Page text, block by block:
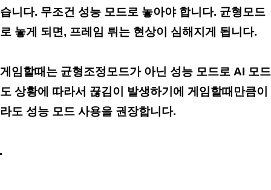
습니다. 무조건 성능 모드로 놓아야 합니다. 균형모드
로 놓게 되면, 프레임 튀는 현상이 심해지게 됩니다.
게임할때는 균형조정모드가 아닌 성능 모드로 AI 모드
도 상황에 따라서 끊김이 발생하기에 게임할때만큼이
라도 성능 모드 사용을 권장합니다.